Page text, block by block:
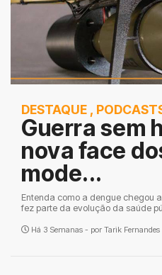
DESTAQUE ,
Guerra sem
nova face
mode...
Entenda como a dengue chegou
fez parte da evolução da saúde
Há 3 Semanas - por Tarik Fernandes